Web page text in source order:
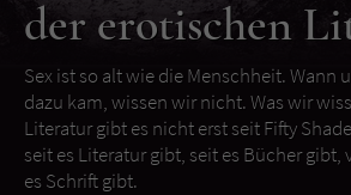
der erotischen
Sex ist so alt wie die Menschheit. Wann
dazu kam, wissen wir nicht. Was wir
Literatur gibt es nicht erst seit Fifty
seit es Literatur gibt, seit es Bücher gibt,
es Schrift gibt.